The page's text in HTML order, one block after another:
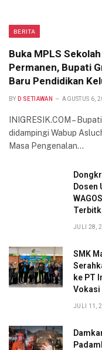
BERITA
Buka MPLS
Permanen, Bupati
Baru Pendidikan
BY D SETIAWAN AGUSTUS 6,
INIGRESIK.COM –
didampingi Wabup
Masa Pengenalan…
Dosen
JULI 28,
SMK
ke PT
Vokasi
JULI 11,